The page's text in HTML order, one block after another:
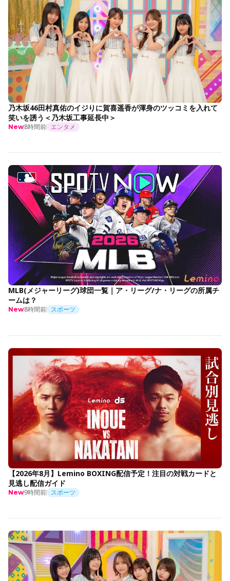
乃木坂46田村真佑のイジりに賀喜遥香が渾身のツッコミを入れて
笑いを誘う＜乃木坂工事延長中＞
New8時間前 エンタメ
MLB(メジャーリーグ)球団一覧｜ア・リーグ/ナ・リーグの所属チ
ームは？
New8時間前 スポーツ
【2026年8月】Lemino BOXING配信予定！注目の対戦カードと
見逃し配信ガイド
New9時間前 スポーツ